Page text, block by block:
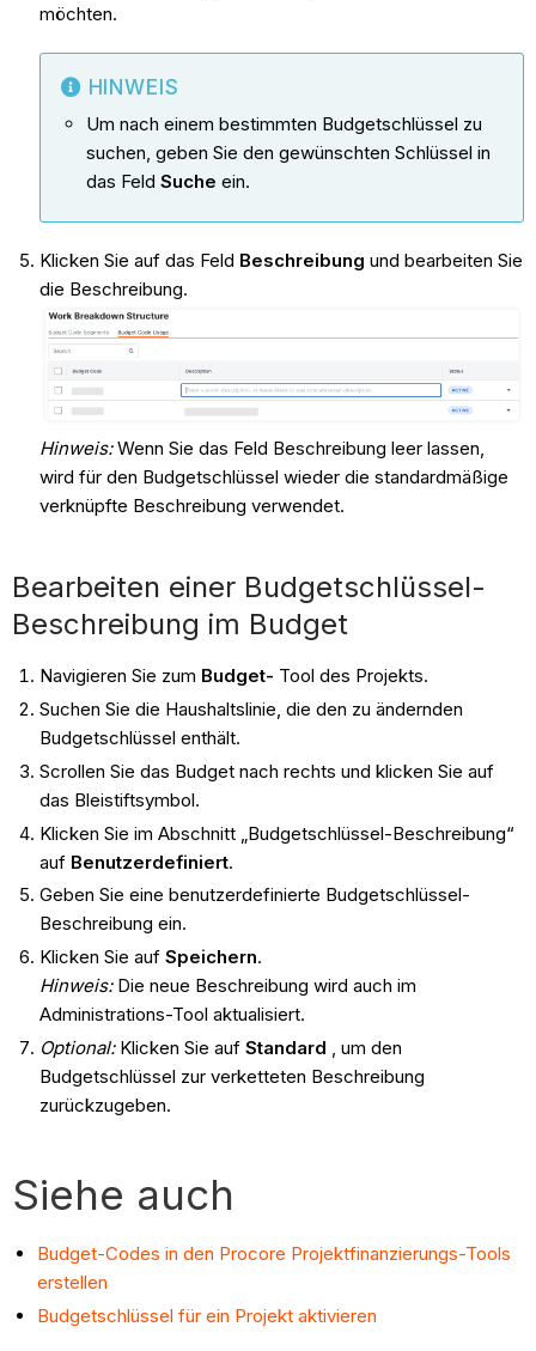
möchten.
HINWEIS
Um nach einem bestimmten Budgetschlüssel zu
suchen, geben Sie den gewünschten Schlüssel in
das Feld Suche ein.
Klicken Sie auf das Feld Beschreibung und bearbeiten Sie
die Beschreibung.
Hinweis:Wenn Sie das Feld Beschreibung leer lassen,
wird für den Budgetschlüssel wieder die standardmäßige
verknüpfte Beschreibung verwendet.
Bearbeiten einer Budgetschlüssel-
Beschreibung im Budget
Navigieren Sie zum Budget- Tool des Projekts.
Suchen Sie die Haushaltslinie, die den zu ändernden
Budgetschlüssel enthält.
Scrollen Sie das Budget nach rechts und klicken Sie auf
das Bleistiftsymbol.
Klicken Sie im Abschnitt „Budgetschlüssel-Beschreibung“
auf Benutzerdefiniert.
Geben Sie eine benutzerdefinierte Budgetschlüssel-
Beschreibung ein.
Klicken Sie auf Speichern.
Hinweis: Die neue Beschreibung wird auch im
Administrations-Tool aktualisiert.
Optional:Klicken Sie auf Standard , um den
Budgetschlüssel zur verketteten Beschreibung
zurückzugeben.
Siehe auch
Budget-Codes in den Procore Projektfinanzierungs-Tools
erstellen
Budgetschlüssel für ein Projekt aktivieren